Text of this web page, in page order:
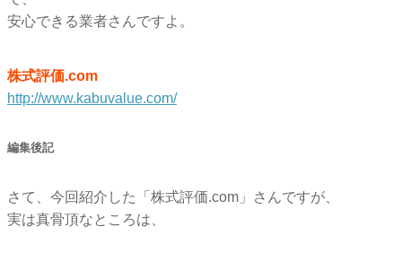
安心できる業者さんですよ。
株式評価.com
http://www.kabuvalue.com/
編集後記
さて、今回紹介した「株式評価.com」さんですが、
実は真骨頂なところは、